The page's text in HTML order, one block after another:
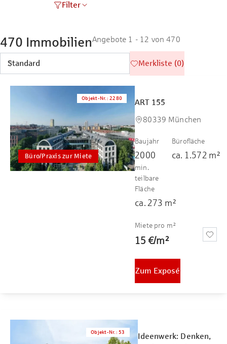
Filter
470 ImmobilienAngebote 1 - 12 von 470
Merkliste (0)
Büro/Praxis zur Miete
Objekt-Nr. :2280
ART 155
80339 München
Baujahr
2000
Bürofläche
ca. 1.572 m²
min.
teilbare
Fläche
ca. 273 m²
Miete pro m²
15 €/m²
Zum Exposé
Objekt-Nr. : 53
Ideenwerk: Denken,